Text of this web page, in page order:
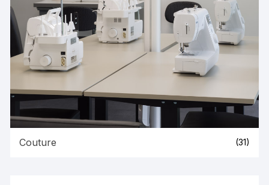
Couture (31)